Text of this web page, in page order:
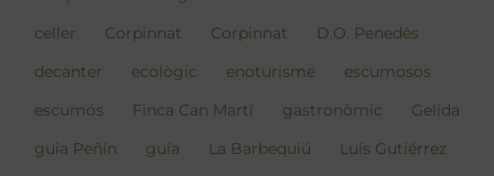
celler Corpinnat Corpinnat D.O. Penedès
decanter ecològic enoturisme escumosos
escumós Finca Can Martí gastronòmic Gelida
guia Peñín guía La Barbequiú Luís Gutiérrez